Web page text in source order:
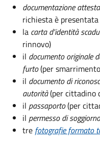
documentazione
richiesta è
la carta d'identità
rinnovo)
il documento originale
furto(per
il documento di
autorità(per cittadino
il passaporto(per
il permesso di soggiorno
tre fotografie formato